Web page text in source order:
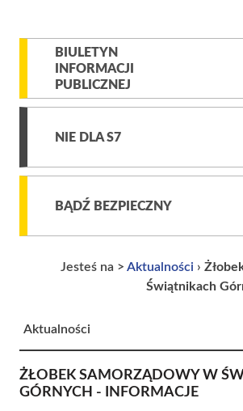
BIULETYN
INFORMACJI
PUBLICZNEJ
NIE DLA S7
BĄDŹ BEZPIECZNY
Jesteś na > Aktualności ›
Świątnikach
Aktualności
ŻŁOBEK SAMORZĄDOWY W
GÓRNYCH - INFORMACJE